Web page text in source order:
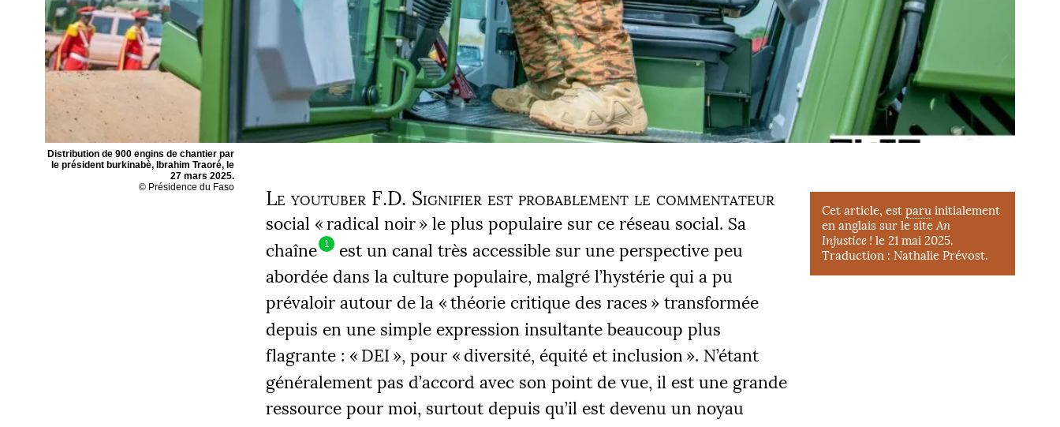
Distribution de 900 engins de chantier par
le président burkinabè, Ibrahim Traoré, le
27 mars 2025.
© Présidence du Faso
Cet article, est paru initialement
en anglais sur le siteAn
Injustice ! le 21 mai 2025.
Traduction : Nathalie Prévost.
Le youtuber F.D. Signifier est probablement le commentateur
social «radical noir» le plus populaire sur ce réseau social. Sa
chaîne
1
est un canal très accessible sur une perspective peu
abordée dans la culture populaire, malgré l’hystérie qui a pu
prévaloir autour de la «théorie critique des races » transformée
depuis en une simple expression insultante beaucoup plus
flagrante : « DEI », pour «diversité, équité et inclusion». N’étant
généralement pas d’accord avec son point de vue, il est une grande
ressource pour moi, surtout depuis qu’il est devenu un noyau